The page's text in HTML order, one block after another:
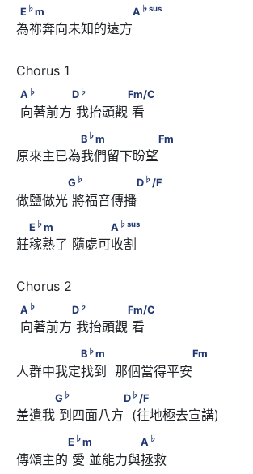
E♭m　　　　　　　　　A
E ♭m A ♭sus
為祢奔向未知的遠方
A♭ D ♭ Fm/C
A ♭ D ♭ Fm/C
向著前方 我抬頭觀 看
B ♭ m　　　　　　Fm
B ♭m Fm
原來主已為我們留下盼望
G ♭ D
G ♭ D ♭/F
做鹽做光 將福音傳播
E ♭ m　　　      　　　A
E ♭m A ♭sus
莊稼熟了 隨處可收割
A♭ D ♭ Fm/C
A ♭ D ♭ Fm/C
向著前方 我抬頭觀 看
B ♭m　　       　　　　　　Fm
B ♭m Fm
人群中我定找到  那個當得平安
G ♭ D
G ♭ D ♭ /F
差遣我 到四面八方  (往地極去宣講)
E ♭m      　 　　　　A
E ♭m A ♭
傳頌主的 愛 並能力與拯救